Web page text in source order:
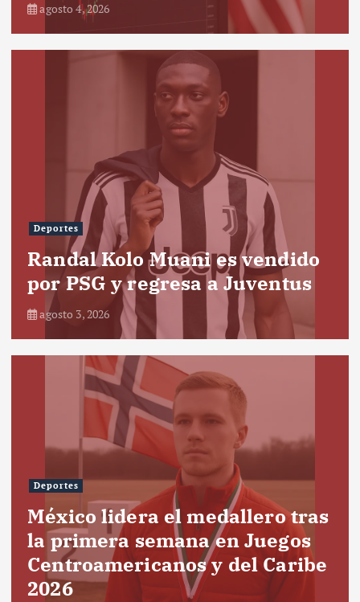
agosto 4, 2026
Deportes
Randal Kolo Muani es vendido
por PSG y regresa a Juventus
agosto 3, 2026
Deportes
México lidera el medallero tras
la primera semana en Juegos
Centroamericanos y del Caribe
2026